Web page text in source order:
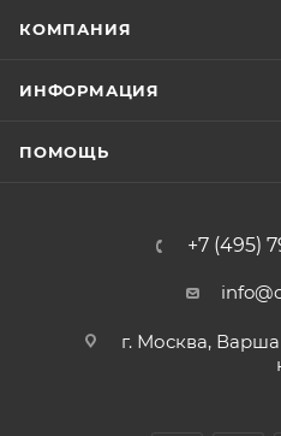
КОМПАНИЯ
ИНФОРМАЦИЯ
ПОМОЩЬ
+7 (495)
г. Москва,